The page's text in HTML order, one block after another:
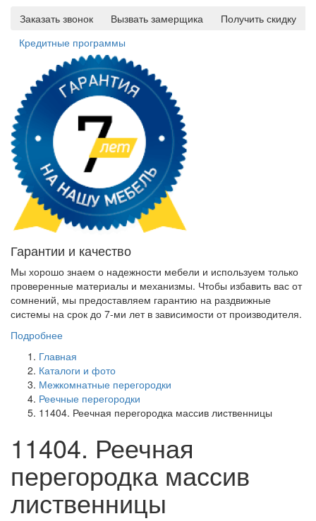
Заказать звонок
Вызвать замерщика
Получить скидку
Кредитные программы
Гарантии и качество
Мы хорошо знаем о надежности мебели и используем только
проверенные материалы и механизмы. Чтобы избавить вас от
сомнений, мы предоставляем гарантию на раздвижные
системы на срок до 7-ми лет в зависимости от производителя.
Подробнее
Главная
Каталоги и фото
Межкомнатные перегородки
Реечные перегородки
11404. Реечная перегородка массив лиственницы
11404. Реечная
перегородка массив
лиственницы